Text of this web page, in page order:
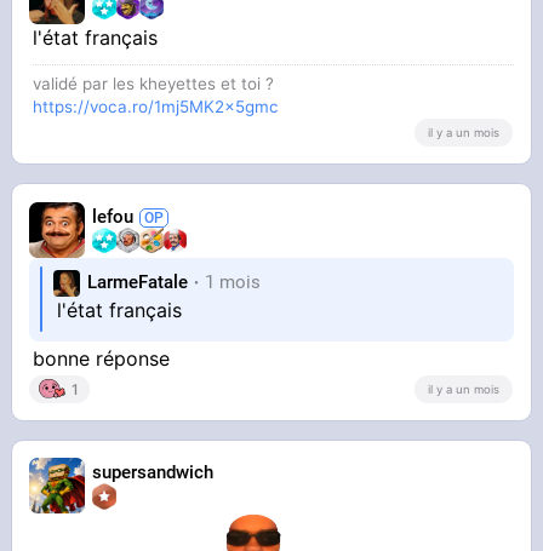
l'état français
validé par les kheyettes et toi ?
https://voca.ro/1mj5MK2x5gmc
il y a un mois
lefou
LarmeFatale 1 mois
l'état français
bonne réponse
1 il y a un mois
supersandwich